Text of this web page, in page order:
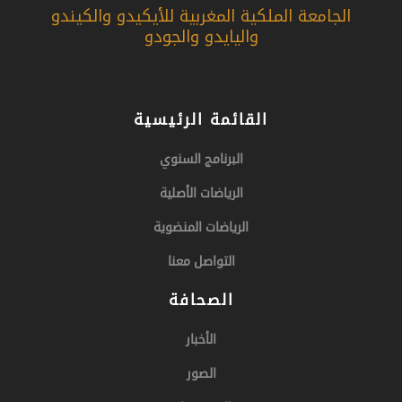
b
o
o
k
e
r
a
g
u
b
e
الجامعة الملكية المغربية للأيكيدو والكيندو
واليايدو والجودو
القائمة الرئيسية
البرنامج السنوي
الرياضات الأصلية
الرياضات المنضوية
التواصل معنا
الصحافة
الأخبار
الصور